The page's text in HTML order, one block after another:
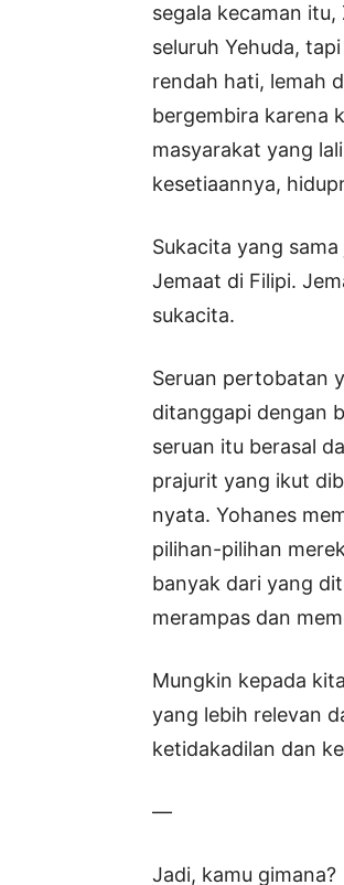
segala kecaman
seluruh Yehuda,
rendah hati, lemah
bergembira karena
masyarakat yang
kesetiaannya,
Sukacita yang
Jemaat di Filipi.
sukacita.
Seruan pertobatan
ditanggapi dengan
seruan itu berasal
prajurit yang ikut
nyata. Yohanes
pilihan-pilihan
banyak dari yang
merampas dan
Mungkin kepada
yang lebih relevan
ketidakadilan dan
—
Jadi, kamu gimana?